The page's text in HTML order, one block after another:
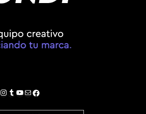
Instagram
Tumblr
YouTube
Correo electrónico
Facebook